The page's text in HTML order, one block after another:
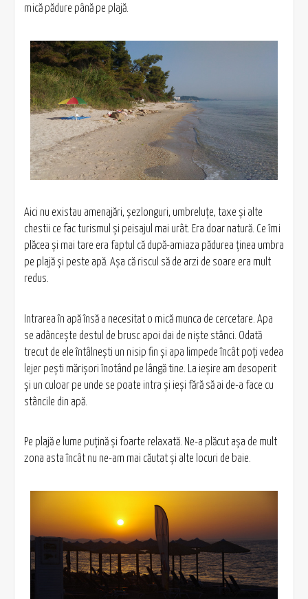
mică pădure până pe plajă.
Aici nu existau amenajări, şezlonguri, umbreluţe, taxe şi alte
chestii ce fac turismul şi peisajul mai urât. Era doar natură. Ce îmi
plăcea şi mai tare era faptul că după-amiaza pădurea ţinea umbra
pe plajă şi peste apă. Aşa că riscul să de arzi de soare era mult
redus.
Intrarea în apă însă a necesitat o mică munca de cercetare. Apa
se adânceşte destul de brusc apoi dai de nişte stânci. Odată
trecut de ele întâlneşti un nisip fin şi apa limpede încât poţi vedea
lejer peşti mărişori înotând pe lângă tine. La ieşire am desoperit
şi un culoar pe unde se poate intra şi ieşi fără să ai de-a face cu
stâncile din apă.
Pe plajă e lume puţină şi foarte relaxată. Ne-a plăcut aşa de mult
zona asta încât nu ne-am mai căutat şi alte locuri de baie.